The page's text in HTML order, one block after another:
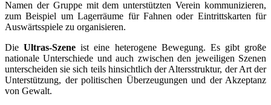
Namen der Gruppe mit dem unterstützten Verein kommunizieren,
zum Beispiel um Lagerräume für Fahnen oder Eintrittskarten für
Auswärtsspiele zu organisieren.
DieUltras-Szene ist eine heterogene Bewegung. Es gibt große
nationale Unterschiede und auch zwischen den jeweiligen Szenen
unterscheiden sie sich teils hinsichtlich der Altersstruktur, der Art der
Unterstützung, der politischen Überzeugungen und der Akzeptanz
von Gewalt.